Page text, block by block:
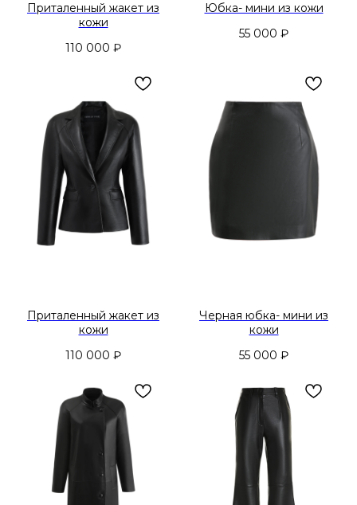
Приталенный жакет из
кожи
110 000 ₽
Юбка- мини из кожи
55 000 ₽
Приталенный жакет из
кожи
110 000 ₽
Черная юбка- мини из
кожи
55 000 ₽